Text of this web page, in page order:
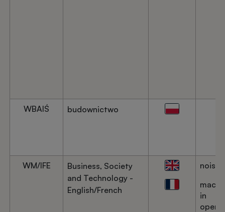
WBAIŚ budownictwo
WM/IFE
Business, Society
and Technology -
English/French
noise
in